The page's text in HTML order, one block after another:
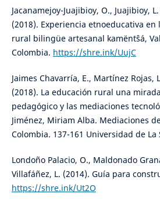
Jacanamejoy-Juajibioy, O., Juajibioy,
(2018). Experiencia etnoeducativa
rural bilingüe artesanal kamëntŝá,
Colombia. https://shre.ink/UujC
Jaimes Chavarría, E., Martínez Rojas,
(2018). La educación rural una
pedagógico y las mediaciones
Jiménez, Miriam Alba. Mediaciones
Colombia. 137-161 Universidad de La
Londoño Palacio, O., Maldonado
Villafáñez, L. (2014). Guía para
https://shre.ink/Ut2O